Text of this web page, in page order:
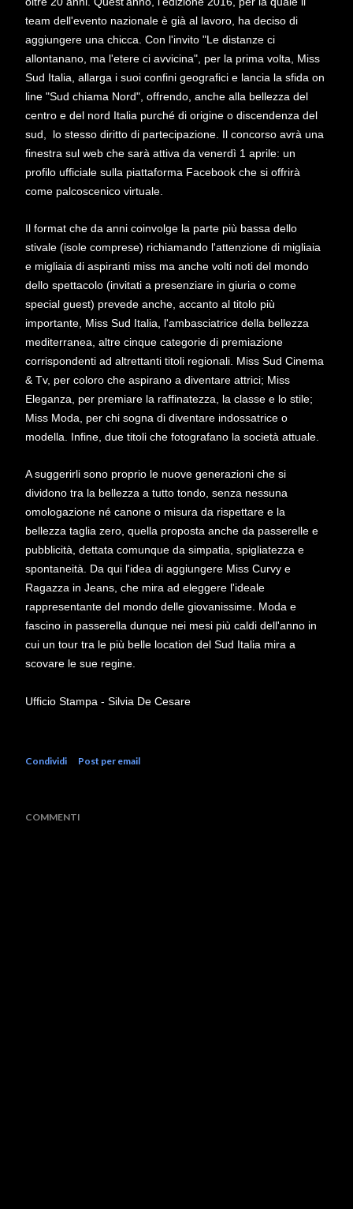
team dell'evento nazionale è già al lavoro, ha deciso di
aggiungere una chicca. Con l'invito "Le distanze ci
allontanano, ma l'etere ci avvicina", per la prima volta, Miss
Sud Italia, allarga i suoi confini geografici e lancia la sfida on
line "Sud chiama Nord", offrendo, anche alla bellezza del
centro e del nord Italia purché di origine o discendenza del
sud, lo stesso diritto di partecipazione. Il concorso avrà una
finestra sul web che sarà attiva da venerdì 1 aprile: un
profilo ufficiale sulla piattaforma Facebook che si offrirà
come palcoscenico virtuale.
Il format che da anni coinvolge la parte più bassa dello
stivale (isole comprese) richiamando l'attenzione di migliaia
e migliaia di aspiranti miss ma anche volti noti del mondo
dello spettacolo (invitati a presenziare in giuria o come
special guest) prevede anche, accanto al titolo più
importante, Miss Sud Italia, l'ambasciatrice della bellezza
mediterranea, altre cinque categorie di premiazione
corrispondenti ad altrettanti titoli regionali. Miss Sud Cinema
& Tv, per coloro che aspirano a diventare attrici; Miss
Eleganza, per premiare la raffinatezza, la classe e lo stile;
Miss Moda, per chi sogna di diventare indossatrice o
modella. Infine, due titoli che fotografano la società attuale.
A suggerirli sono proprio le nuove generazioni che si
dividono tra la bellezza a tutto tondo, senza nessuna
omologazione né canone o misura da rispettare e la
bellezza taglia zero, quella proposta anche da passerelle e
pubblicità, dettata comunque da simpatia, spigliatezza e
spontaneità. Da qui l'idea di aggiungere Miss Curvy e
Ragazza in Jeans, che mira ad eleggere l'ideale
rappresentante del mondo delle giovanissime. Moda e
fascino in passerella dunque nei mesi più caldi dell'anno in
cui un tour tra le più belle location del Sud Italia mira a
scovare le sue regine.
Ufficio Stampa - Silvia De Cesare
Condividi Post per email
COMMENTI